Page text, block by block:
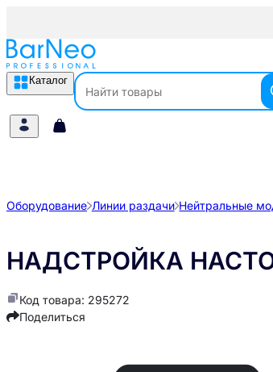
Каталог
Оборудование Линии раздачи Нейтральные
НАДСТРОЙКА
Код товара: 295272
Поделиться